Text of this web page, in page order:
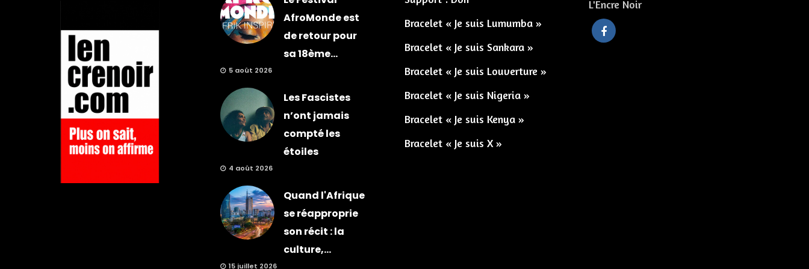
AfroMonde est
de retour pour
sa 18ème...
5 août 2026
Les Fascistes
n’ont jamais
compté les
étoiles
4 août 2026
Quand l'Afrique
se réapproprie
son récit : la
culture,...
15 juillet 2026
Bracelet « Je suis Lumumba »
Bracelet « Je suis Sankara »
Bracelet « Je suis Louverture »
Bracelet « Je suis Nigeria »
Bracelet « Je suis Kenya »
Bracelet « Je suis X »
L'Encre Noir